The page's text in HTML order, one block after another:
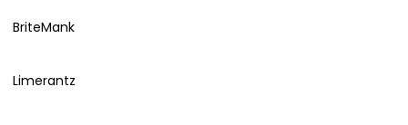
BriteMank
Limerantz